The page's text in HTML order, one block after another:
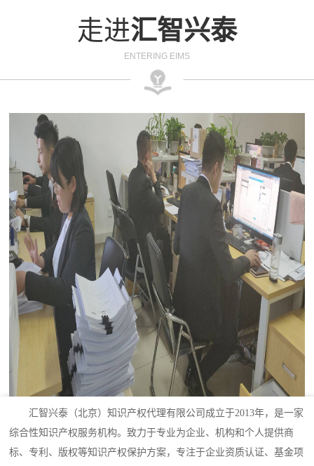
走进汇智兴泰
ENTERING EIMS
汇智兴泰（北京）知识产权代理有限公司成立于2013年，是一家
综合性知识产权服务机构。致力于专业为企业、机构和个人提供商
标、专利、版权等知识产权保护方案，专注于企业资质认证、基金项